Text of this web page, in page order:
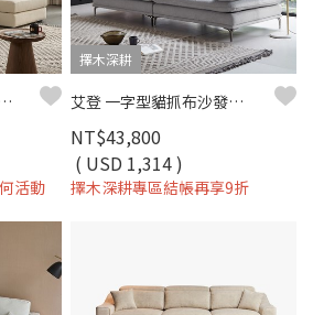
現場展示品出清-擇木深耕-米蓮娜L型貓抓布沙發(左/右型)
活動
擇木深耕
艾登 一字型貓抓布沙發｜舒柔貓抓布 × 羽絨＋高密度彈力坐墊 × 十年骨架保固 – 擇木深耕系列
NT$43,800
( USD 1,314 )
擇木深耕專區結帳再享9折